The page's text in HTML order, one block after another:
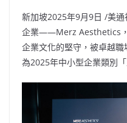
新加坡2025年9月9日 /美
企業——Merz Aesthetics
企業文化的堅守，被卓越
為2025年中小型企業類別